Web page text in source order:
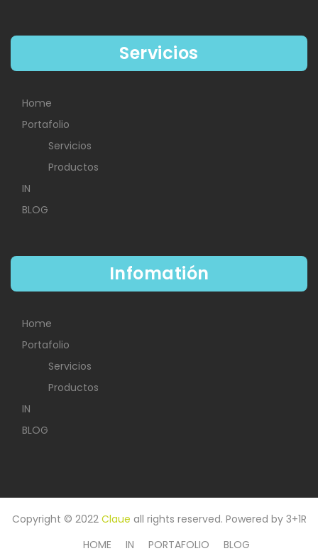
Servicios
Home
Portafolio
Servicios
Productos
IN
BLOG
Infomatión
Home
Portafolio
Servicios
Productos
IN
BLOG
Copyright © 2022 Claue all rights reserved. Powered by 3+1R
HOME
IN PORTAFOLIO BLOG